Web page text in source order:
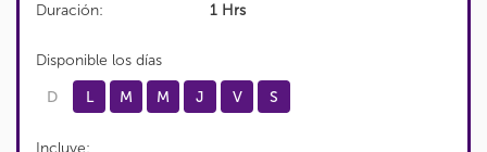
Duración:
1 Hrs
Disponible los días
D
L M M J V S
Incluye: